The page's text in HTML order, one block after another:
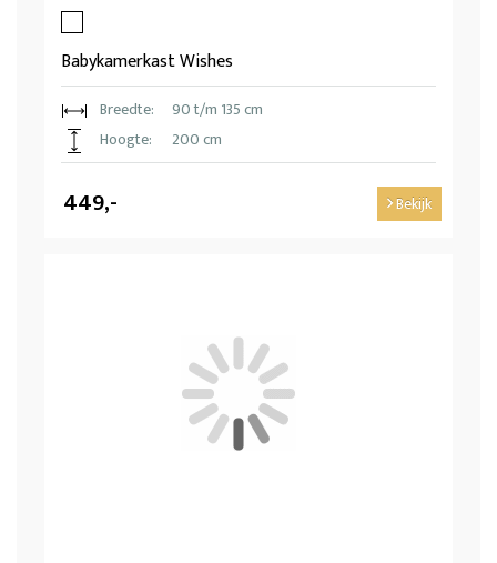
Babykamerkast Wishes
Breedte:
90 t/m 135 cm
Hoogte:
200 cm
449,- Bekijk